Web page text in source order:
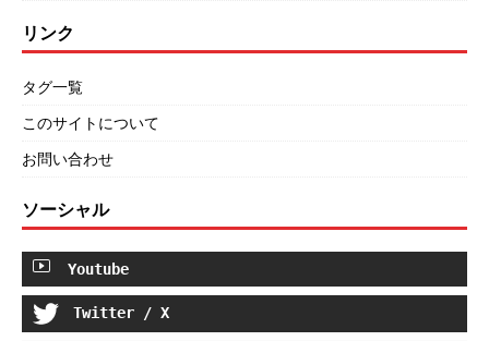
リンク
タグ一覧
このサイトについて
お問い合わせ
ソーシャル
Youtube
Twitter / X